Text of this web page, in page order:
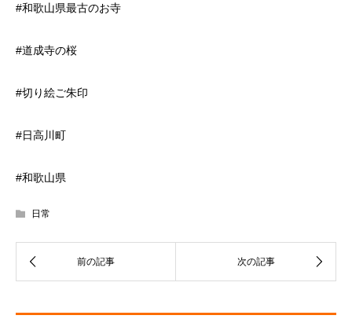
#和歌山県最古のお寺
#道成寺の桜
#切り絵ご朱印
#日高川町
#和歌山県
日常